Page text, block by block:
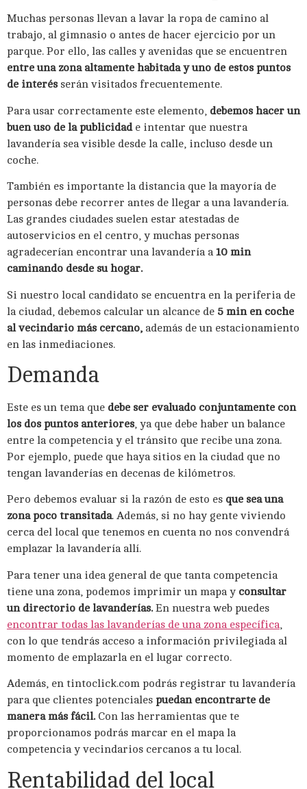
Muchas personas llevan a lavar la ropa de camino al
trabajo, al gimnasio o antes de hacer ejercicio por un
parque. Por ello, las calles y avenidas que se encuentren
entre una zona altamente habitada y uno de estos puntos
de interésserán visitados frecuentemente.
Para usar correctamente este elemento, debemos hacer un
buen uso de la publicidade intentar que nuestra
lavandería sea visible desde la calle, incluso desde un
coche.
También es importante la distancia que la mayoría de
personas debe recorrer antes de llegar a una lavandería.
Las grandes ciudades suelen estar atestadas de
autoservicios en el centro, y muchas personas
agradecerían encontrar una lavandería a10 min
caminando desde su hogar.
Si nuestro local candidato se encuentra en la periferia de
la ciudad, debemos calcular un alcance de 5 min en coche
al vecindario más cercano, además de un estacionamiento
en las inmediaciones.
Demanda
Este es un tema que debe ser evaluado conjuntamente con
los dos puntos anteriores, ya que debe haber un balance
entre la competencia y el tránsito que recibe una zona.
Por ejemplo, puede que haya sitios en la ciudad que no
tengan lavanderías en decenas de kilómetros.
Pero debemos evaluar si la razón de esto es que sea una
zona poco transitada. Además, si no hay gente viviendo
cerca del local que tenemos en cuenta no nos convendrá
emplazar la lavandería allí.
Para tener una idea general de que tanta competencia
tiene una zona, podemos imprimir un mapa y consultar
un directorio de lavanderías. En nuestra web puedes
encontrar todas las lavanderías de una zona específica,
con lo que tendrás acceso a información privilegiada al
momento de emplazarla en el lugar correcto.
Además, en tintoclick.com podrás registrar tu lavandería
para que clientes potenciales puedan encontrarte de
manera más fácil. Con las herramientas que te
proporcionamos podrás marcar en el mapa la
competencia y vecindarios cercanos a tu local.
Rentabilidad del local